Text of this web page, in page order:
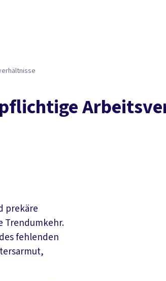
prekäre
Trendumkehr.
fehlenden